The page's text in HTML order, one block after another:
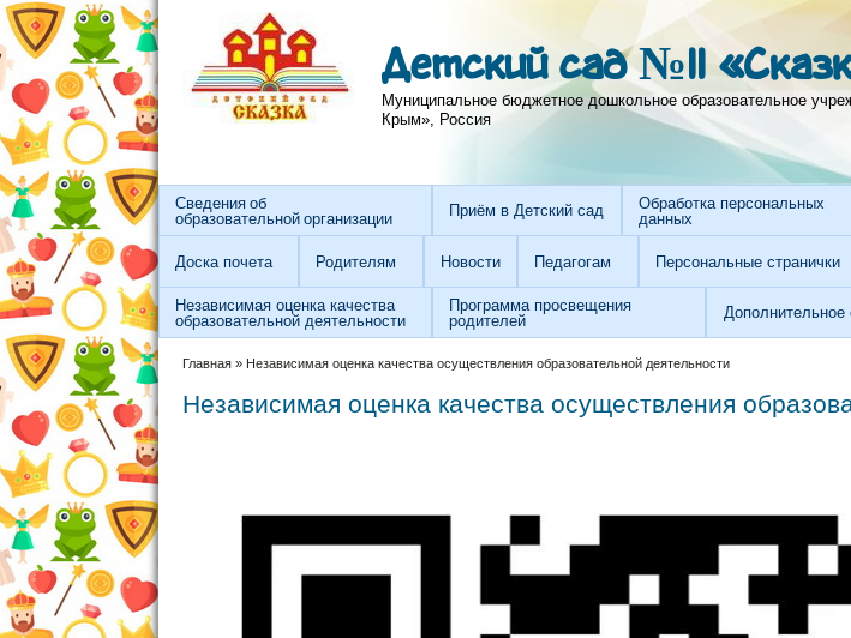
Перейти к основному содержанию
Skip to search
Детский сад №11
Муниципальное бюджетное дошкольное образовательное
Крым», Россия
Сведения об
образовательной организации
Приём в Детский сад
Обработка персональных
данных
Доска почета Родителям Новости Педагогам Персональные странички
Независимая оценка качества
образовательной деятельности
Программа просвещения
родителей
Дополнительное
Вы здесь
Главная» Независимая оценка качества осуществления образовательной деятельности
Независимая оценка качества осуществления